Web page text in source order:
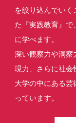
を絞り込んでいく
た『実践教育』で
に学べます。
深い観察力や洞察
現力、さらに社会
大学の中にある芸
っています。